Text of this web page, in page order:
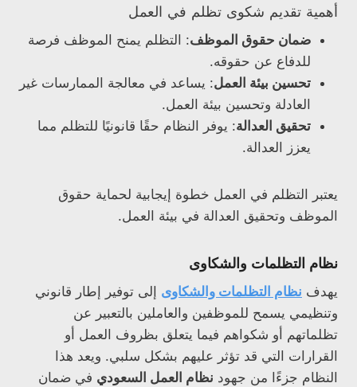
أهمية تقديم شكوى تظلم في العمل
ضمان حقوق الموظف: التظلم يمنح الموظف فرصة
للدفاع عن حقوقه.
تحسين بيئة العمل: يساعد في معالجة الممارسات غير
العادلة وتحسين بيئة العمل.
تحقيق العدالة: يوفر النظام حقًا قانونيًا للتظلم مما
يعزز العدالة.
يعتبر التظلم في العمل خطوة إيجابية لحماية حقوق
الموظف وتحقيق العدالة في بيئة العمل.
نظام التظلمات والشكاوى
يهدف نظام التظلمات والشكاوى إلى توفير إطار قانوني
وتنظيمي يسمح للموظفين والعاملين بالتعبير عن
تظلماتهم أو شكواهم فيما يتعلق بظروف العمل أو
القرارات التي قد تؤثر عليهم بشكل سلبي. ويعد هذا
النظام جزءًا من جهود نظام العمل السعودي في ضمان